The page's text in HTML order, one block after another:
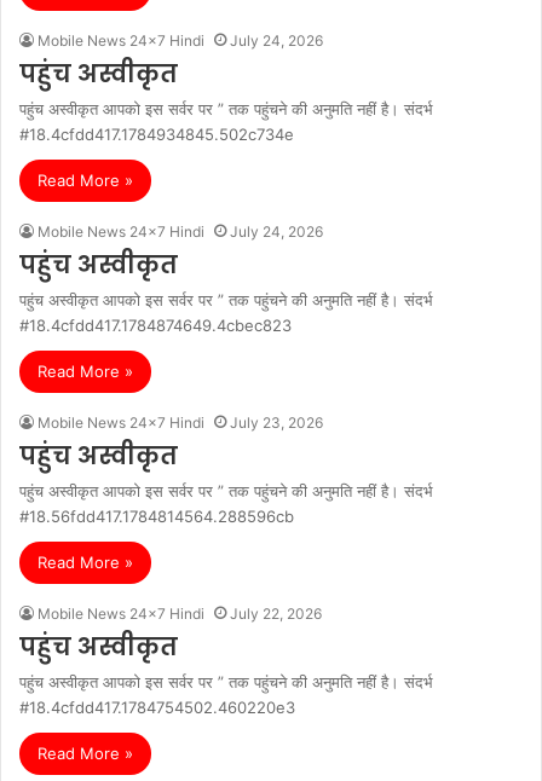
Mobile News 24x7 Hindi July 24, 2026
पहुंच अस्वीकृत
पहुंच अस्वीकृत आपको इस सर्वर पर ” तक पहुंचने की अनुमति नहीं है। संदर्भ
#18.4cfdd417.1784934845.502c734e
Read More »
Mobile News 24x7 Hindi July 24, 2026
पहुंच अस्वीकृत
पहुंच अस्वीकृत आपको इस सर्वर पर ” तक पहुंचने की अनुमति नहीं है। संदर्भ
#18.4cfdd417.1784874649.4cbec823
Read More »
Mobile News 24x7 Hindi July 23, 2026
पहुंच अस्वीकृत
पहुंच अस्वीकृत आपको इस सर्वर पर ” तक पहुंचने की अनुमति नहीं है। संदर्भ
#18.56fdd417.1784814564.288596cb
Read More »
Mobile News 24x7 Hindi July 22, 2026
पहुंच अस्वीकृत
पहुंच अस्वीकृत आपको इस सर्वर पर ” तक पहुंचने की अनुमति नहीं है। संदर्भ
#18.4cfdd417.1784754502.460220e3
Read More »